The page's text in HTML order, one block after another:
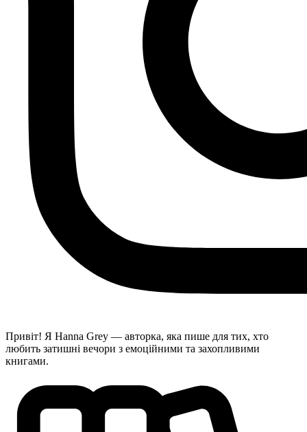
Привіт! Я Hanna Grey — авторка, яка пише для тих, хто
любить затишні вечори з емоційними та захопливими
книгами.